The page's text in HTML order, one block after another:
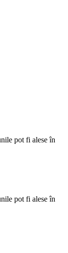
pot fi alese în
pot fi alese în